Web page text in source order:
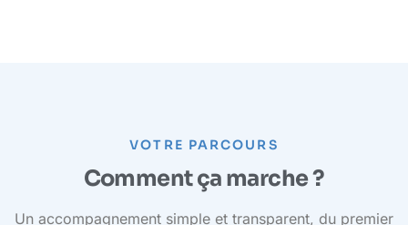
VOTRE PARCOURS
Comment ça marche ?
Un accompagnement simple et transparent, du premier